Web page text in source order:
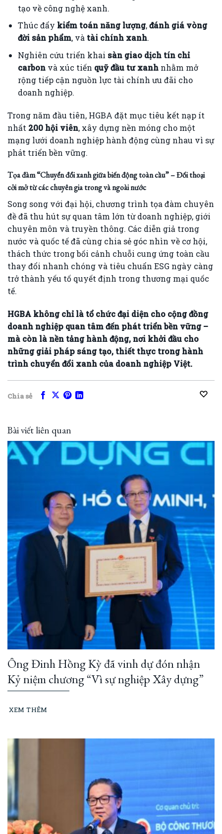
tạo về công nghệ xanh.
Thúc đẩy kiểm toán năng lượng,đánh giá vòng
đời sản phẩm, và tài chính xanh.
Nghiên cứu triển khai sàn giao dịch tín chỉ
carbonvà xúc tiến quỹ đầu tư xanhnhằm mở
rộng tiếp cận nguồn lực tài chính ưu đãi cho
doanh nghiệp.
Trong năm đầu tiên, HGBA đặt mục tiêu kết nạp ít
nhất 200 hội viên, xây dựng nền móng cho một
mạng lưới doanh nghiệp hành động cùng nhau vì sự
phát triển bền vững.
Tọa đàm “Chuyển đổi xanh giữa biến động toàn cầu” – Đối thoại
cởi mở từ các chuyên gia trong và ngoài nước
Song song với đại hội, chương trình tọa đàm chuyên
đề đã thu hút sự quan tâm lớn từ doanh nghiệp, giới
chuyên môn và truyền thông. Các diễn giả trong
nước và quốc tế đã cùng chia sẻ góc nhìn về cơ hội,
thách thức trong bối cảnh chuỗi cung ứng toàn cầu
thay đổi nhanh chóng và tiêu chuẩn ESG ngày càng
trở thành yếu tố quyết định trong thương mại quốc
tế.
HGBA không chỉ là tổ chức đại diện cho cộng đồng
doanh nghiệp quan tâm đến phát triển bền vững –
mà còn là nền tảng hành động, nơi khởi đầu cho
những giải pháp sáng tạo, thiết thực trong hành
trình chuyển đổi xanh của doanh nghiệp Việt.
Chia sẻ
Bài viết liên quan
Ông Đinh Hồng Kỳ đã vinh dự đón nhận
Kỷ niệm chương “Vì sự nghiệp Xây dựng”
XEM THÊM